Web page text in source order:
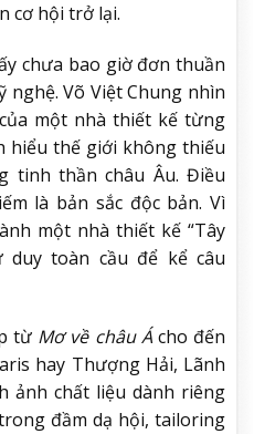
cơ hội trở lại.
chưa bao giờ đơn thuần
nghệ. Võ Việt Chung nhìn
một nhà thiết kế từng
hiểu thế giới không thiếu
tinh thần châu Âu. Điều
là bản sắc độc bản. Vì
một nhà thiết kế “Tây
duy toàn cầu để kể câu
từ Mơ về châu Ácho đến
hay Thượng Hải, Lãnh
ảnh chất liệu dành riêng
đầm dạ hội, tailoring